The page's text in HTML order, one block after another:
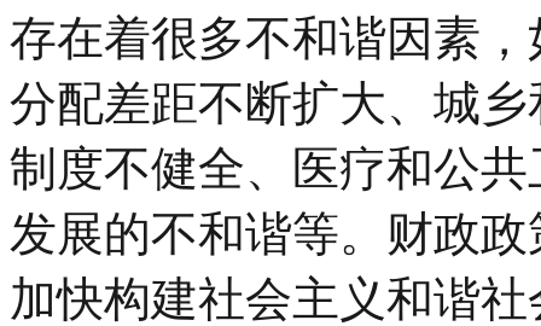
存在着很多不和谐因素
分配差距不断扩大、城
制度不健全、医疗和公
发展的不和谐等。财政
加快构建社会主义和谐